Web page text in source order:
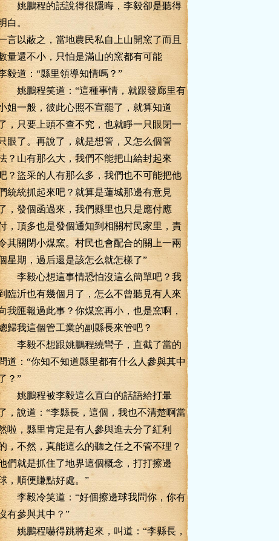
鵬程的話說得很隱晦，李毅卻是聽得
白。
言以蔽之，當地農民私自上山開窯了而且
量還不小，只怕是滿山的窯都有可能
毅道：“縣里領導知情嗎？”
鵬程笑道：“這種事情，就跟發廊里有
姐一般，彼此心照不宣罷了，就算知道
，只要上頭不查不究，也就睜一只眼閉一
眼了。再說了，就是想管，又怎么個管
？山有那么大，我們不能把山給封起來
？盜采的人有那么多，我們也不可能把他
統統抓起來吧？就算是蓮城那邊有意見
，發個函過來，我們縣里也只是應付應
，頂多也是發個通知到相關村民家里，責
其關閉小煤窯。村民也會配合的關上一兩
星期，過后還是該怎么就怎樣了”
毅心想這事情恐怕沒這么簡單吧？我
臨沂也有幾個月了，怎么不曾聽見有人來
我匯報過此事？你煤窯再小，也是窯啊，
歸我這個管工業的副縣長來管吧？
毅不想跟姚鵬程繞彎子，直截了當的
道：“你知不知道縣里都有什么人參與其中
？”
鵬程被李毅這么直白的話語給打暈
，說道：“李縣長，這個，我也不清楚啊當
啦，縣里肯定是有人參與進去分了紅利
，不然，真能這么的聽之任之不管不理？
們就是抓住了地界這個概念，打打擦邊
，順便賺點好處。”
毅冷笑道：“好個擦邊球我問你，你有
有參與其中？”
姚鵬程嚇得跳將起來，叫道：“李縣長，